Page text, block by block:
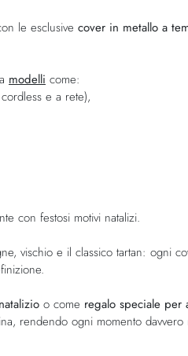
le esclusive cover in metallo a
modelli come:
e a rete),
con festosi motivi natalizi.
vischio e il classico tartan: ogni
o come regalo speciale per
rendendo ogni momento davvero